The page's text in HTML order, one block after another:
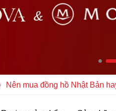
Nên mua đồng hồ Nhật Bản